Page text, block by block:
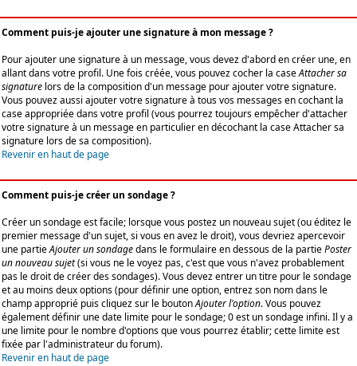
Comment puis-je ajouter une signature à mon message ?
Pour ajouter une signature à un message, vous devez d'abord en créer une, en
allant dans votre profil. Une fois créée, vous pouvez cocher la caseAttacher sa
signature lors de la composition d'un message pour ajouter votre signature.
Vous pouvez aussi ajouter votre signature à tous vos messages en cochant la
case appropriée dans votre profil (vous pourrez toujours empêcher d'attacher
votre signature à un message en particulier en décochant la case Attacher sa
signature lors de sa composition).
Revenir en haut de page
Comment puis-je créer un sondage ?
Créer un sondage est facile; lorsque vous postez un nouveau sujet (ou éditez le
premier message d'un sujet, si vous en avez le droit), vous devriez apercevoir
une partieAjouter un sondagedans le formulaire en dessous de la partiePoster
un nouveau sujet(si vous ne le voyez pas, c'est que vous n'avez probablement
pas le droit de créer des sondages). Vous devez entrer un titre pour le sondage
et au moins deux options (pour définir une option, entrez son nom dans le
champ approprié puis cliquez sur le boutonAjouter l'option. Vous pouvez
également définir une date limite pour le sondage; 0 est un sondage infini. Il y a
une limite pour le nombre d'options que vous pourrez établir; cette limite est
fixée par l'administrateur du forum).
Revenir en haut de page